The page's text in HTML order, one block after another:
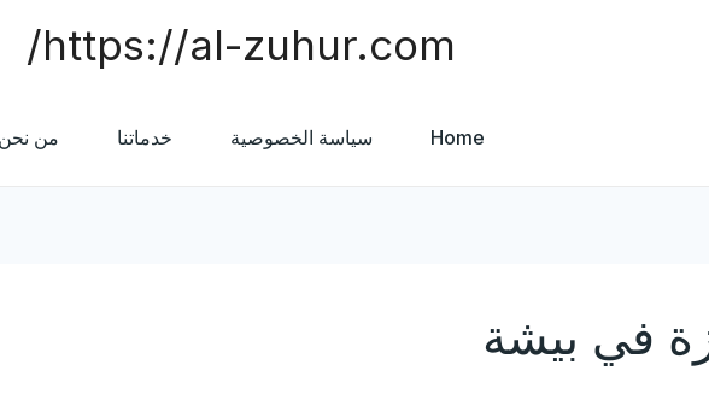
https://al-zuhur.com/
Home سياسة الخصوصية خدماتنا من نحن
في بيشة